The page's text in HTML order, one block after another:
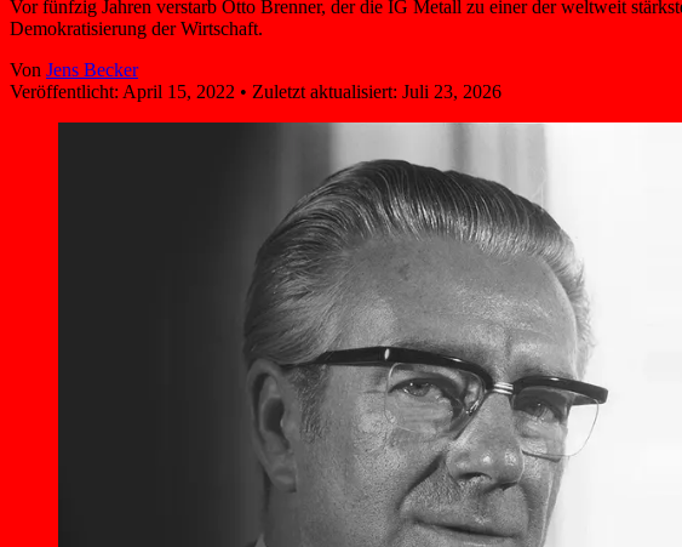
Vor fünfzig Jahren verstarb Otto Brenner, der die IG Metall zu einer der weltweit
Demokratisierung der Wirtschaft.
Von Jens Becker
Veröffentlicht: April 15, 2022 • Zuletzt aktualisiert: Juli 23, 2026